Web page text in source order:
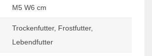
M5 W6 cm
Trockenfutter, Frostfutter,
Lebendfutter